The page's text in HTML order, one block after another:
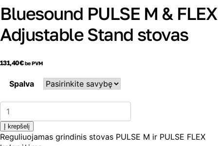
Bluesound PULSE M & FLEX
Adjustable Stand stovas
131,40€ be PVM
Spalva
produkto
kiekis:
Bluesound
PULSE
M
Į krepšelį
Reguliuojamas grindinis stovas PULSE M ir PULSE FLEX